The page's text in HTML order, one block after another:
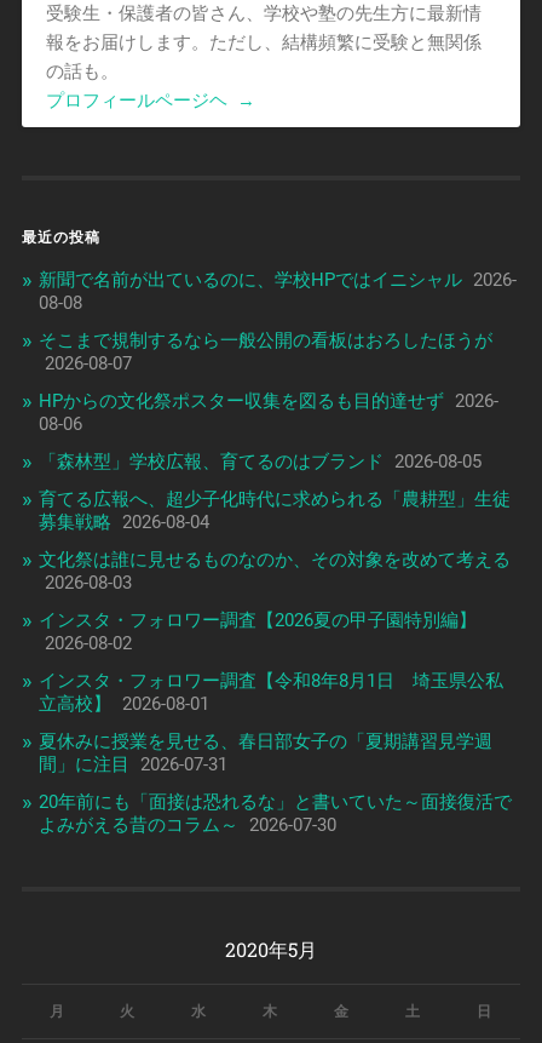
受験生・保護者の皆さん、学校や塾の先生方に最新情
報をお届けします。ただし、結構頻繁に受験と無関係
の話も。
プロフィールページヘ
→
最近の投稿
新聞で名前が出ているのに、学校HPではイニシャル 2026-
08-08
そこまで規制するなら一般公開の看板はおろしたほうが
2026-08-07
HPからの文化祭ポスター収集を図るも目的達せず 2026-
08-06
「森林型」学校広報、育てるのはブランド
2026-08-05
育てる広報へ、超少子化時代に求められる「農耕型」生徒
募集戦略
2026-08-04
文化祭は誰に見せるものなのか、その対象を改めて考える
2026-08-03
インスタ・フォロワー調査【2026夏の甲子園特別編】
2026-08-02
インスタ・フォロワー調査【令和8年8月1日 埼玉県公私
立高校】
2026-08-01
夏休みに授業を見せる、春日部女子の「夏期講習見学週
間」に注目
2026-07-31
20年前にも「面接は恐れるな」と書いていた～面接復活で
よみがえる昔のコラム～
2026-07-30
2020年5月
月 火 水 木 金 土 日